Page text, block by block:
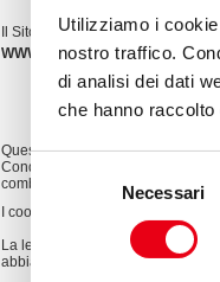
Utilizziamo i
nostro traffico.
di analisi dei dati
che hanno
Selezione
del
consenso
Necessari
Il Sito potrebbe contenere
WWW.TEATRODELGIGLIO.ITe
Questo sito web utilizza i cookie.
Condividiamo inoltre
combinarle con altre informazioni
I cookie sono piccoli file di testo
La legge afferma che possiamo
abbiamo bisogno del suo